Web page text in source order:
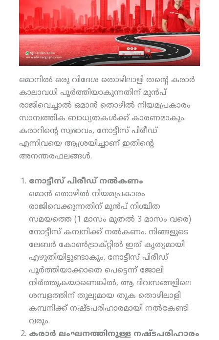
ഒമാനില്‍ ഒരു വിദേശ തൊഴിലാളി തന്റെ കരാര്‍
കാലാവധി പൂര്‍ത്തിയാകുന്നതിന് മുന്‍പ്
രാജിവെച്ചാല്‍ ഒമാന്‍ തൊഴില്‍ നിയമപ്രകാരം
സാമ്പത്തിക ബാധ്യതകള്‍ക്ക് കാരണമാകും.
കരാറിന്റെ സ്വഭാവം, നോട്ടീസ് പിരീഡ്
എന്നിവയെ ആശ്രയിച്ചാണ് ഇതിന്റെ
അനന്തരഫലങ്ങള്‍.
നോട്ടീസ് പിരീഡ് നല്‍കണം
ഒമാന്‍ തൊഴില്‍ നിയമപ്രകാരം
രാജിവെക്കുന്നതിന് മുന്‍പ് നിശ്ചിത
സമയത്തെ (1 മാസം മുതല്‍ 3 മാസം വരെ)
നോട്ടീസ് കമ്പനിക്ക് നല്‍കണം. നിങ്ങളുടെ
ലേബര്‍ കോണ്‍ട്രാക്റ്റില്‍ ഇത് കൃത്യമായി
എഴുതിയിട്ടുണ്ടാകും. നോട്ടീസ് പിരീഡ്
പൂര്‍ത്തിയാക്കാതെ പെട്ടെന്ന് ജോലി
നിര്‍ത്തുകയാണെങ്കില്‍, ആ ദിവസങ്ങളിലെ
ശമ്പളത്തിന് തുല്യമായ തുക തൊഴിലാളി
കമ്പനിക്ക് നഷ്ടപരിഹാരമായി നല്‍കേണ്ടി
വരും.
കരാര്‍ ലംഘനത്തിനുള്ള നഷ്ടപരിഹാരം